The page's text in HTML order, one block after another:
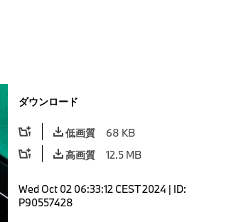
ダウンロード
低画質
68 KB
高画質
12.5 MB
Wed Oct 02 06:33:12 CEST 2024 | ID:
P90557428